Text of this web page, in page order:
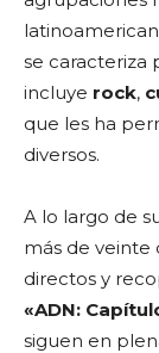
se caracteriza
incluye rock,
que les ha
diversos.
A lo largo de
más de veinte
directos y
«ADN:
siguen en